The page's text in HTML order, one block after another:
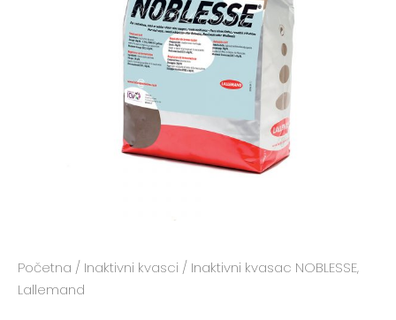
Početna / Inaktivni kvasci / Inaktivni kvasac NOBLESSE,
Lallemand